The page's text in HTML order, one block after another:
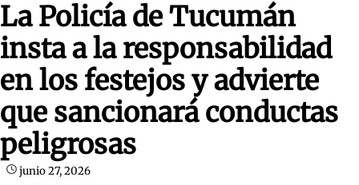
La Policía de Tucumán
insta a la responsabilidad
en los festejos y advierte
que sancionará conductas
peligrosas
junio 27, 2026